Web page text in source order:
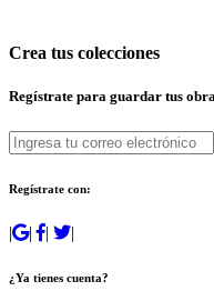
Crea tus colecciones
Regístrate para guardar tus
Regístrate con:
| | | |
¿Ya tienes cuenta?